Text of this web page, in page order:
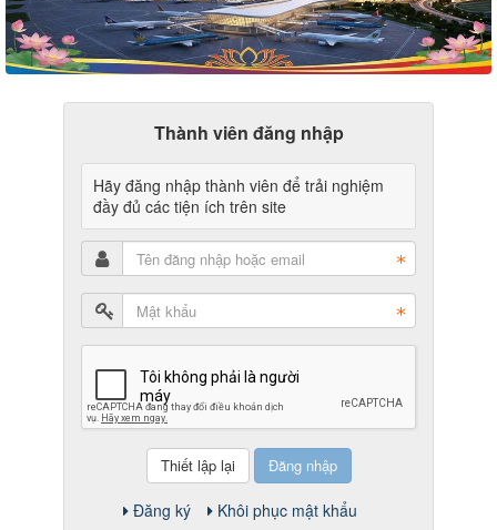
Thành viên đăng nhập
Hãy đăng nhập thành viên để trải nghiệm
đầy đủ các tiện ích trên site
Đăng nhập
Đăng ký Khôi phục mật khẩu